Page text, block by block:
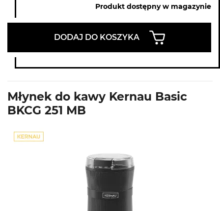
Produkt dostępny w magazynie
DODAJ DO KOSZYKA
Młynek do kawy Kernau Basic
BKCG 251 MB